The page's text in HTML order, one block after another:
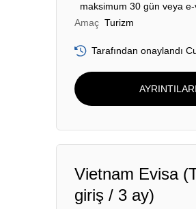
maksimum 30 gün veya
Amaç Turizm
Tarafından onaylandı
Vietnam Evisa
giriş / 3 ay)